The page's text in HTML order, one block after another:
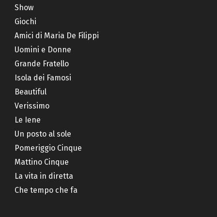
Show
Giochi
Amici di Maria De Filippi
Uomini e Donne
Grande Fratello
Isola dei Famosi
Beautiful
Verissimo
Le Iene
Un posto al sole
Pomeriggio Cinque
Mattino Cinque
La vita in diretta
Che tempo che fa